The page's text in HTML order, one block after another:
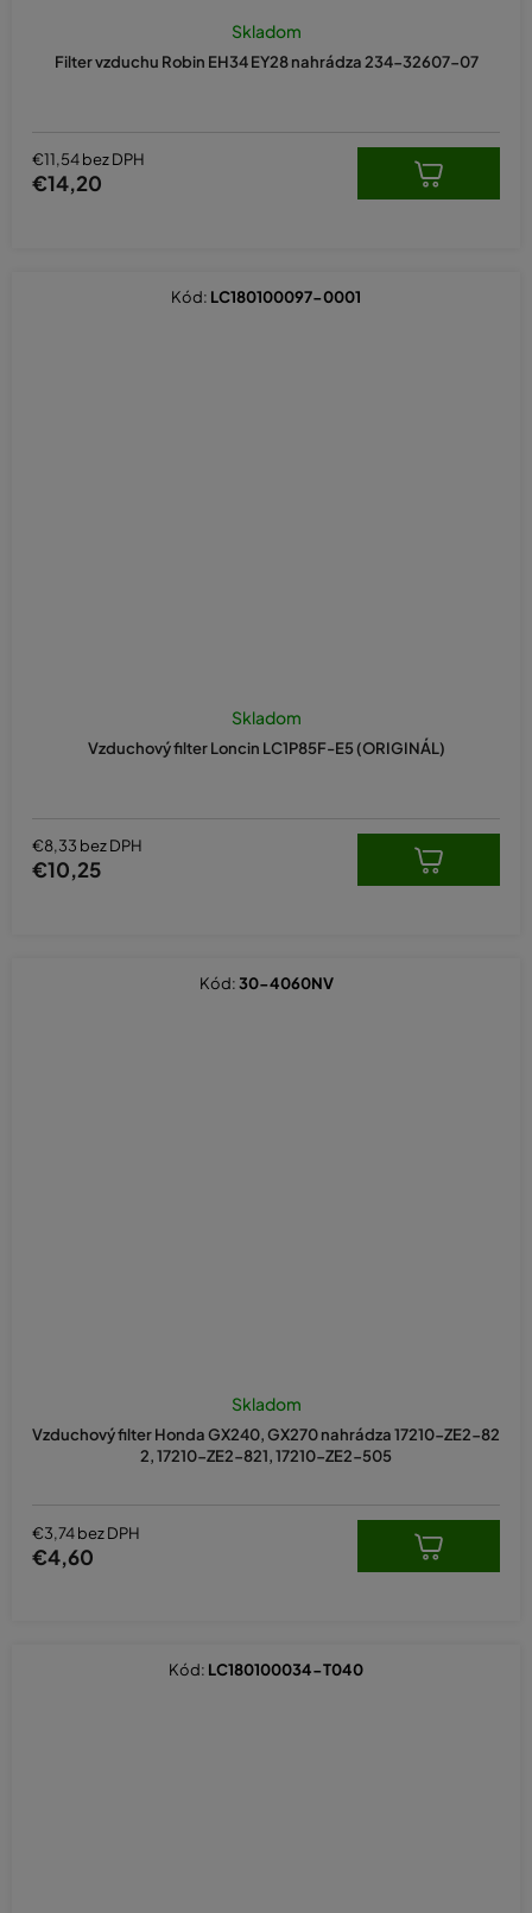
Filter vzduchu Robin EH34 EY28 nahrádza 234-32607-07
Skladom
€11,54 bez DPH
€14,20
Vzduchový filter Loncin LC1P85F-E5 (ORIGINÁL)
Skladom
€8,33 bez DPH
€10,25
Kód: LC180100097-0001
Vzduchový filter Honda GX240, GX270 nahrádza 17210-ZE2-82
2, 17210-ZE2-821, 17210-ZE2-505
Skladom
€3,74 bez DPH
€4,60
Kód:30-4060NV
Kód: LC180100034-T040